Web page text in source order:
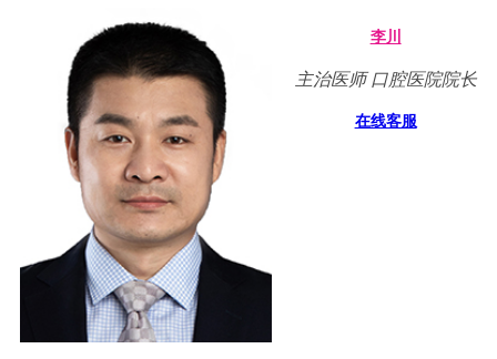
李川
主治医师 口腔医院院长
在线客服